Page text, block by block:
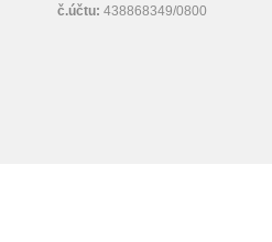
č.účtu: 438868349/0800